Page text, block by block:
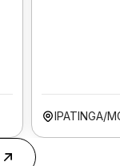
IPATINGA/